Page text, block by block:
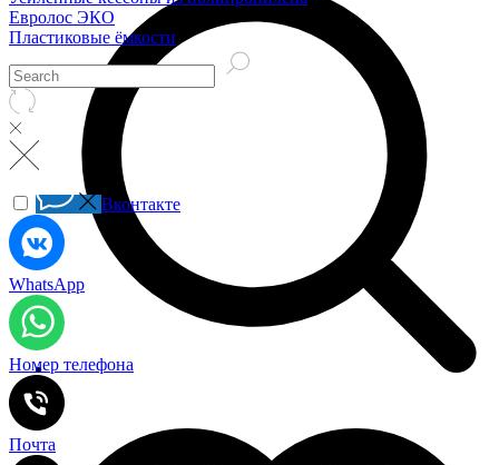
Евролос ЭКО
Пластиковые ёмкости
Вконтакте
WhatsApp
Номер телефона
Почта